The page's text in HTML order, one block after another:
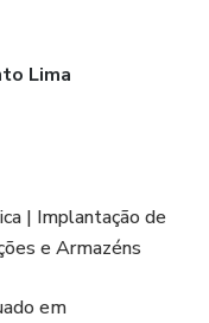
Lima
| Implantação de
e Armazéns
em